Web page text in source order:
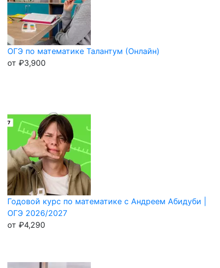
ОГЭ по математике Талантум (Онлайн)
от ₽3,900
Годовой курс по математике с Андреем Абидуби |
ОГЭ 2026/2027
от ₽4,290